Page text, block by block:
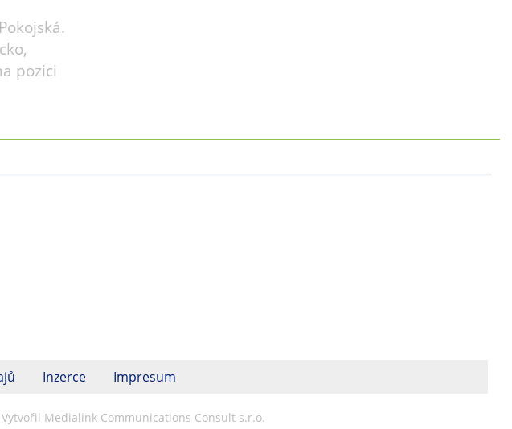
pozici
Inzerce Impresum
Medialink Communications Consult s.r.o.